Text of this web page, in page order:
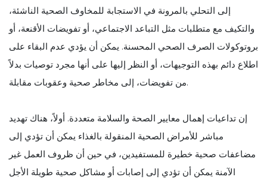
إلى التحلي بالمرونة في الاستجابة للمخاوف الصحية الناشئة،
والتكيف مع متطلبات مثل التباعد الاجتماعي، أو تفويضات الأقنعة، أو
بروتوكولات الصرف الصحي المحسنة. يمكن أن يؤدي عدم البقاء على
اطلاع دائم بهذه التوجيهات، أو النظر إليها على أنها مجرد توصيات بدلاً
من تفويضات، إلى مخاطر صحية وعقوبات مقابلة.
إن تداعيات إهمال معايير الصحة والسلامة متعددة. أولاً، هناك تهديد
مباشر للأمراض الصحية المنقولة بالغذاء يمكن أن تؤدي إلى
مضاعفات صحية خطيرة للمستفيدين، في حين أن ظروف العمل غير
الآمنة يمكن أن تؤدي إلى إصابات أو مشاكل صحية طويلة الأجل